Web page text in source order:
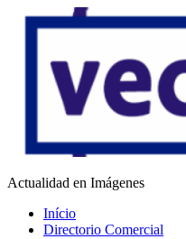
Saltar
Vecino Virtual
Actualidad en Imágenes
Início
Directorio Comercial